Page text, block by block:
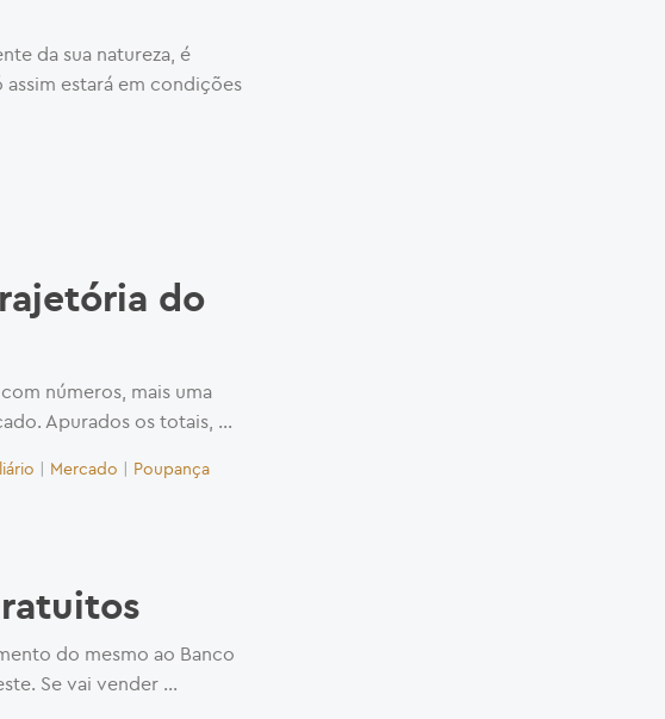
da sua natureza, é
estará em condições
do
números, mais uma
Apurados os totais, …
Mercado Poupança
do mesmo ao Banco
Se vai vender …